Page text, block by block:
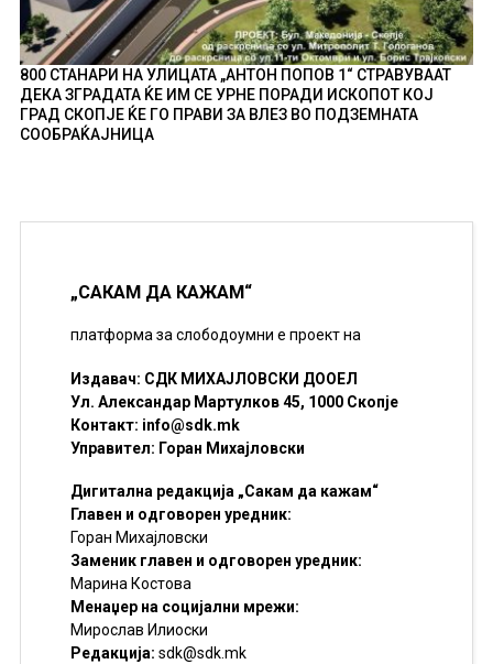
800 СТАНАРИ НА УЛИЦАТА „АНТОН ПОПОВ 1“ СТРАВУВААТ
ДЕКА ЗГРАДАТА ЌЕ ИМ СЕ УРНЕ ПОРАДИ ИСКОПОТ КОЈ
ГРАД СКОПЈЕ ЌЕ ГО ПРАВИ ЗА ВЛЕЗ ВО ПОДЗЕМНАТА
СООБРАЌАЈНИЦА
„САКАМ ДА КАЖАМ“
платформа за слободоумни е проект на
Издавач: СДК МИХАЈЛОВСКИ ДООЕЛ
Ул. Александар Мартулков 45, 1000 Скопје
Контакт: info@sdk.mk
Управител: Горан Михајловски
Дигитална редакција „Сакам да кажам“
Главен и одговорен уредник:
Горан Михајловски
Заменик главен и одговорен уредник:
Марина Костова
Менаџер на социјални мрежи:
Мирослав Илиоски
Редакцијa: sdk@sdk.mk